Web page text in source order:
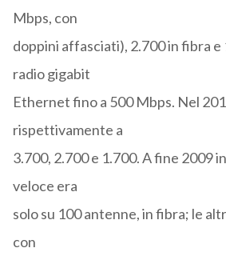
Mbps, con
doppini affasciati), 2.700 in fibra e
radio gigabit
Ethernet fino a 500 Mbps. Nel
rispettivamente a
3.700, 2.700 e 1.700. A fine 2009
veloce era
solo su 100 antenne, in fibra; le
con